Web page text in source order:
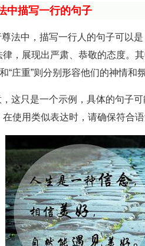
中描写一行的句子
法中，描写一行人的句子可以
，展现出严肃、恭敬的态度。
“庄重”则分别形容他们的神情和氛
这只是一个示例，具体的句子
在使用类似表达时，请确保符合语